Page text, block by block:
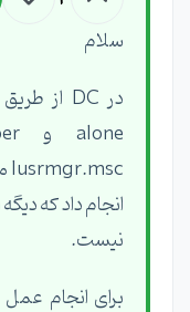
سلام
نیست.